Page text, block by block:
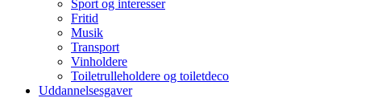
Sport og interesser
Fritid
Musik
Transport
Vinholdere
Toiletrulleholdere og toiletdeco
Uddannelsesgaver